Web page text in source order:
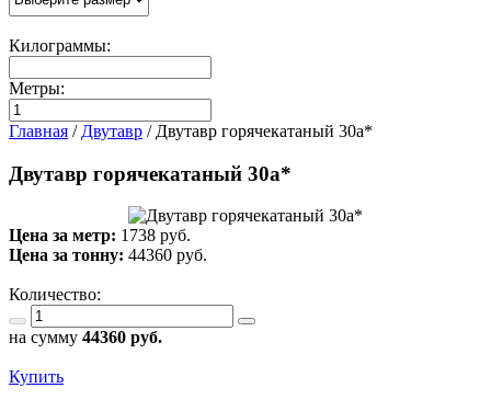
Килограммы:
Метры:
Главная / Двутавр / Двутавр горячекатаный 30а*
Двутавр горячекатаный 30а*
Цена за метр: 1738 руб.
Цена за тонну: 44360 руб.
Количество:
на сумму 44360 руб.
Купить